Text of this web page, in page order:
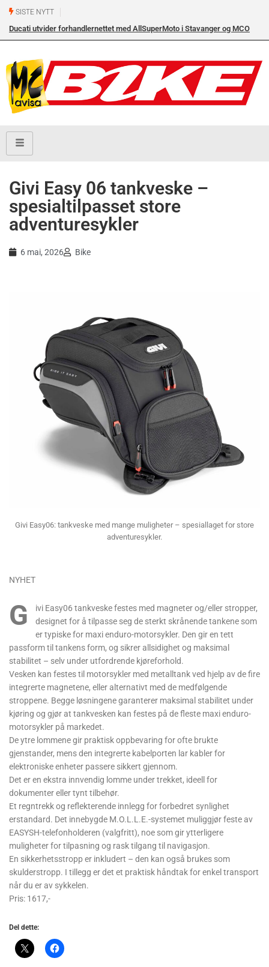
SISTE NYTT
Ducati utvider forhandlernettet med AllSuperMoto i Stavanger og MCO
Givi Easy 06 tankveske –
spesialtilpasset store
adventuresykler
6 mai, 2026 Bike
Givi Easy06: tankveske med mange muligheter – spesiallaget for store
adventuresykler.
NYHET
G
ivi Easy06 tankveske festes med magneter og/eller stropper,
designet for å tilpasse seg de sterkt skrånende tankene som
er typiske for maxi enduro-motorsykler. Den gir en tett
passform til tankens form, og sikrer allsidighet og maksimal
stabilitet – selv under utfordrende kjøreforhold.
Vesken kan festes til motorsykler med metalltank ved hjelp av de fire
integrerte magnetene, eller alternativt med de medfølgende
stroppene. Begge løsningene garanterer maksimal stabilitet under
kjøring og gjør at tankvesken kan festes på de fleste maxi enduro-
motorsykler på markedet.
De ytre lommene gir praktisk oppbevaring for ofte brukte
gjenstander, mens den integrerte kabelporten lar kabler for
elektroniske enheter passere sikkert gjennom.
Det er en ekstra innvendig lomme under trekket, ideell for
dokumenter eller tynt tilbehør.
Et regntrekk og reflekterende innlegg for forbedret synlighet
erstandard. Det innebygde M.O.L.L.E.-systemet muliggjør feste av
EASYSH-telefonholderen (valgfritt), noe som gir ytterligere
muligheter for tilpasning og rask tilgang til navigasjon.
En sikkerhetsstropp er inkludert – den kan også brukes som
skulderstropp. I tillegg er det et praktisk håndtak for enkel transport
når du er av sykkelen.
Pris: 1617,-
Del dette: